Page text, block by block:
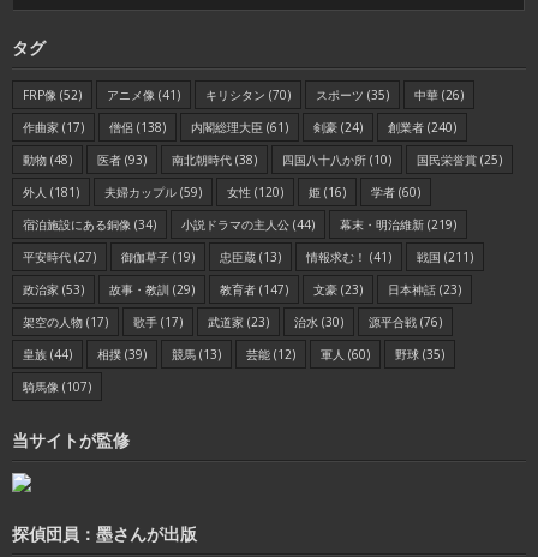
タグ
FRP像 (52) アニメ像 (41) キリシタン (70) スポーツ (35) 中華 (26)
作曲家 (17) 僧侶 (138) 内閣総理大臣 (61) 剣豪 (24) 創業者 (240)
動物 (48) 医者 (93) 南北朝時代 (38) 四国八十八か所 (10) 国民栄誉賞 (25)
外人 (181) 夫婦カップル (59) 女性 (120) 姫 (16) 学者 (60)
宿泊施設にある銅像 (34) 小説ドラマの主人公 (44) 幕末・明治維新 (219)
平安時代 (27) 御伽草子 (19) 忠臣蔵 (13) 情報求む！ (41) 戦国 (211)
政治家 (53) 故事・教訓 (29) 教育者 (147) 文豪 (23) 日本神話 (23)
架空の人物 (17) 歌手 (17) 武道家 (23) 治水 (30) 源平合戦 (76)
皇族 (44) 相撲 (39) 競馬 (13) 芸能 (12) 軍人 (60) 野球 (35)
騎馬像 (107)
当サイトが監修
探偵団員：墨さんが出版